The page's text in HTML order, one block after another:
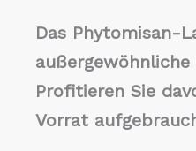
Das Phytomisan-
Profitieren Sie
Vorrat